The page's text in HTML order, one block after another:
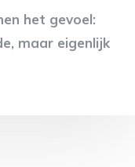
het gevoel:
maar eigenlijk